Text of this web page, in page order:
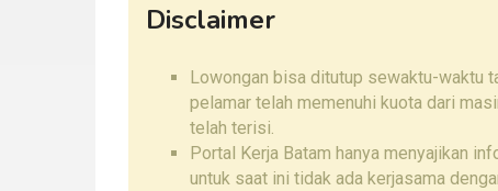
Disclaimer
Lowongan bisa ditutup sewaktu-waktu
pelamar telah memenuhi kuota dari
telah terisi.
Portal Kerja Batam hanya menyajikan
untuk saat ini tidak ada kerjasama